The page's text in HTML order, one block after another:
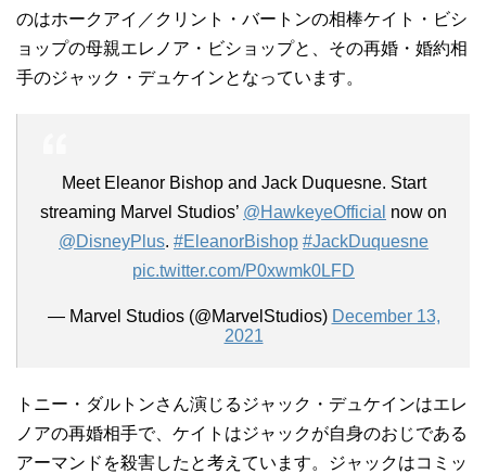
のはホークアイ／クリント・バートンの相棒ケイト・ビシ
ョップの母親エレノア・ビショップと、その再婚・婚約相
手のジャック・デュケインとなっています。
Meet Eleanor Bishop and Jack Duquesne. Start
streaming Marvel Studios’ @HawkeyeOfficial
now on
@DisneyPlus. #EleanorBishop #JackDuquesne
pic.twitter.com/P0xwmk0LFD
— Marvel Studios (@MarvelStudios) December 13,
2021
トニー・ダルトンさん演じるジャック・デュケインはエレ
ノアの再婚相手で、ケイトはジャックが自身のおじである
アーマンドを殺害したと考えています。ジャックはコミッ